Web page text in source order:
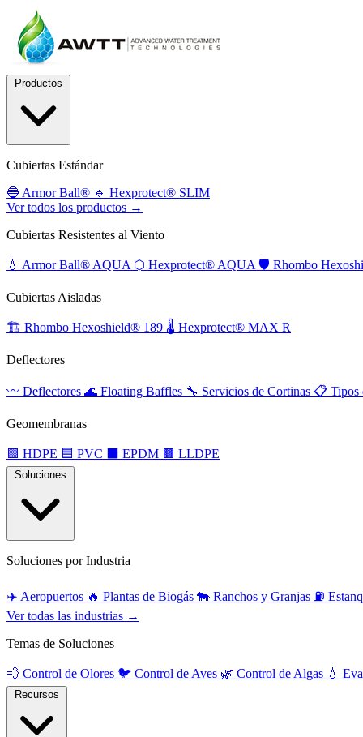
Cubiertas Estándar
🔵 Armor Ball® 🔹 Hexprotect® SLIM
Ver todos los productos →
Cubiertas Resistentes al Viento
💧 Armor Ball® AQUA ⬡ Hexprotect® AQUA 🛡️ Rhombo
Cubiertas Aisladas
🏗️ Rhombo Hexoshield® 189 🌡️ Hexprotect® MAX R
Deflectores
〰️ Deflectores 🌊 Floating Baffles 🔧 Servicios de Cortinas 📋 Tipos
Geomembranas
🟩 HDPE 🟦 PVC EPDM 🟫 LLDPE
Soluciones por Industria
✈️ Aeropuertos 🔥 Plantas de Biogás 🐄 Ranchos y Granjas ⛽
Ver todas las industrias →
Temas de Soluciones
💨 Control de Olores 🐦 Control de Aves 🌿 Control de Algas 💧